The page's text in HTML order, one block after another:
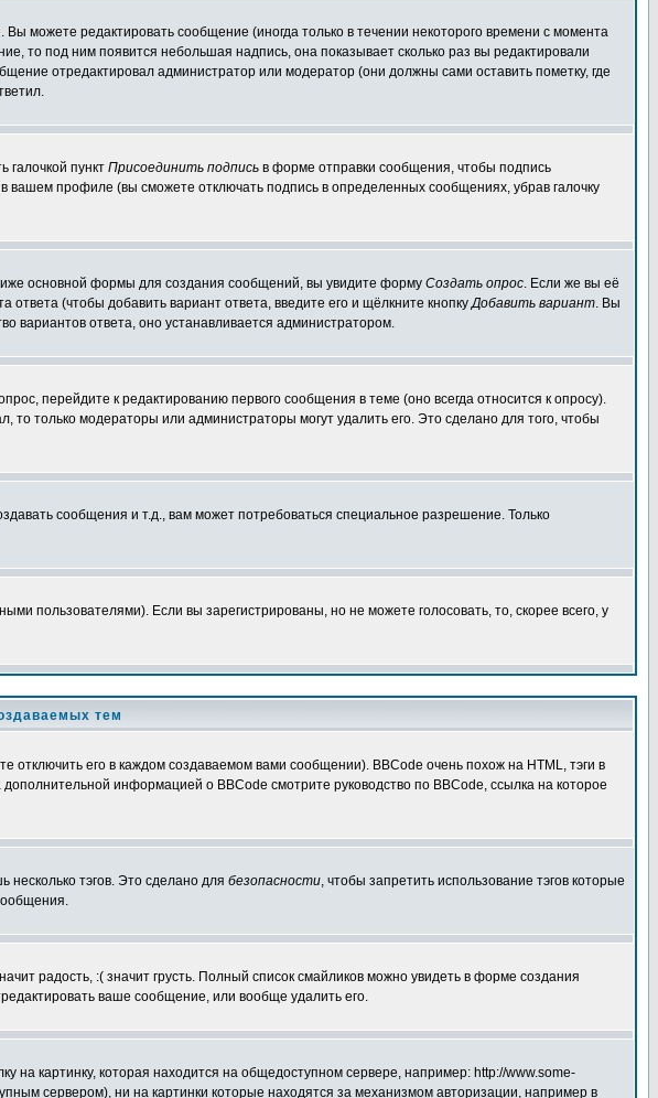
можете редактировать сообщение (иногда только в течении некоторого времени с момента
то под ним появится небольшая надпись, она показывает сколько раз вы редактировали
отредактировал администратор или модератор (они должны сами оставить пометку, где
пункт Присоединить подпись в форме отправки сообщения, чтобы подпись
профиле (вы сможете отключать подпись в определенных сообщениях, убрав галочку
основной формы для создания сообщений, вы увидите форму Создать опрос. Если же вы её
(чтобы добавить вариант ответа, введите его и щёлкните кнопкуДобавить вариант. Вы
вариантов ответа, оно устанавливается администратором.
перейдите к редактированию первого сообщения в теме (оно всегда относится к опросу).
то только модераторы или администраторы могут удалить его. Это сделано для того, чтобы
сообщения и т.д., вам может потребоваться специальное разрешение. Только
пользователями). Если вы зарегистрированы, но не можете голосовать, то, скорее всего, у
тем
его в каждом создаваемом вами сообщении). BBCode очень похож на HTML, тэги в
информацией о BBCode смотрите руководство по BBCode, ссылка на которое
несколько тэгов. Это сделано для безопасности, чтобы запретить использование тэгов которые
радость, :( значит грусть. Полный список смайликов можно увидеть в форме создания
ваше сообщение, или вообще удалить его.
на картинку, которая находится на общедоступном сервере, например: http://www.some-
сервером), ни на картинки которые находятся за механизмом авторизации, например в